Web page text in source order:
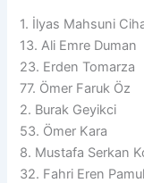
1. İlyas Mahsuni
13. Ali Emre Duman
23. Erden Tomarza
77. Ömer Faruk Öz
2. Burak Geyikci
53. Ömer Kara
8. Mustafa Serkan
32. Fahri Eren